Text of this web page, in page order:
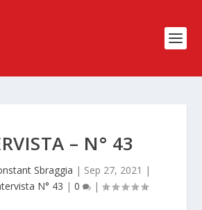
– N° 43
Sbraggia | Sep 27, 2021 |
N° 43 | 0 |